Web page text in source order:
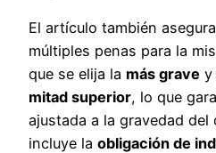
El artículo también
múltiples penas para la
que se elija la más grave y
mitad superior, lo que
ajustada a la gravedad
incluye la obligación de